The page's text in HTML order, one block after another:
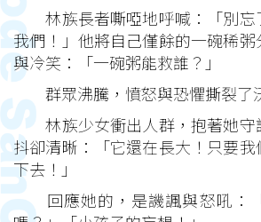
林族長者嘶啞地呼喊：「別忘
我們！」他將自己僅餘的一碗稀
與冷笑：「一碗粥能救誰？」
群眾沸騰，憤怒與恐懼撕裂了
林族少女衝出人群，抱著她守
抖卻清晰：「它還在長大！只要
下去！」
回應她的，是譏諷與怒吼：「